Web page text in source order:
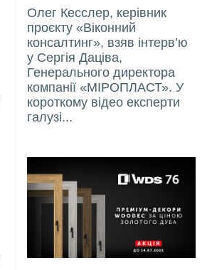
Олег Кесслер, керівник
проєкту «Віконний
консалтинг», взяв інтерв’ю
у Сергія Даціва,
Генерального директора
компанії «МІРОПЛАСТ». У
короткому відео експерти
галузі...